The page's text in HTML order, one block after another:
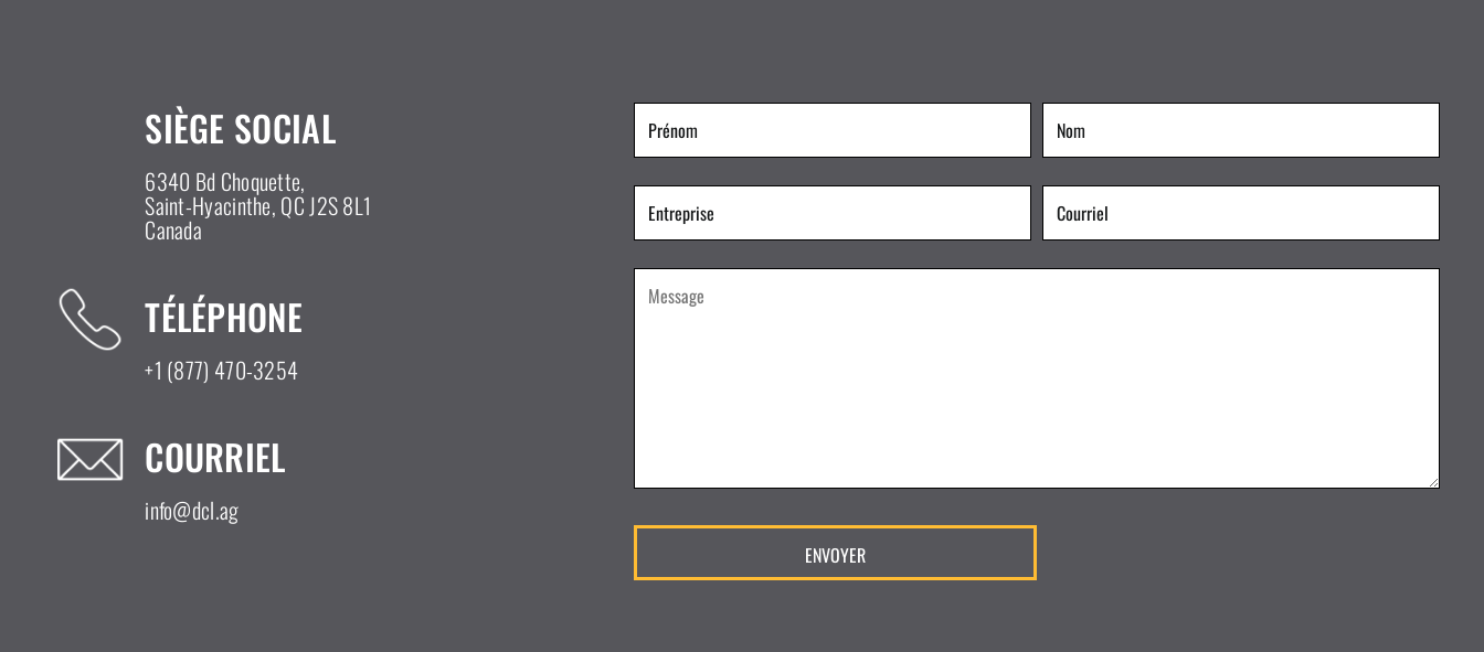
SIÈGE SOCIAL
6340 Bd Choquette,
Saint-Hyacinthe, QC J2S 8L1
Canada
TÉLÉPHONE
+1 (877) 470-3254
COURRIEL
info@dcl.ag